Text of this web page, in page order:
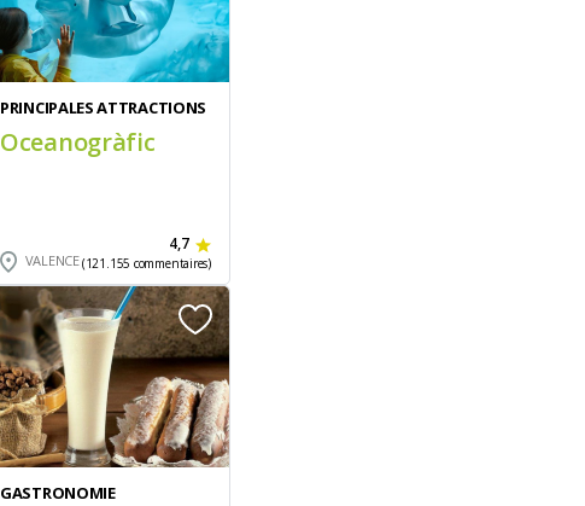
PRINCIPALES ATTRACTIONS
Oceanogràfic
VALENCE
4,7
(121.155 commentaires)
GASTRONOMIE